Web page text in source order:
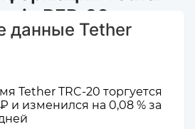
BEP-20
данные Tether
Tether TRC-20 торгуется
и изменился на 0,08 % за